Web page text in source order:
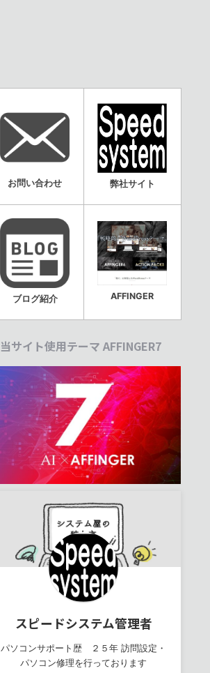
お問い合わせ 弊社サイト
ブログ紹介 AFFINGER
当サイト使用テーマ AFFINGER7
スピードシステム管理者
パソコンサポート歴 ２５年 訪問設定・
パソコン修理を行っております